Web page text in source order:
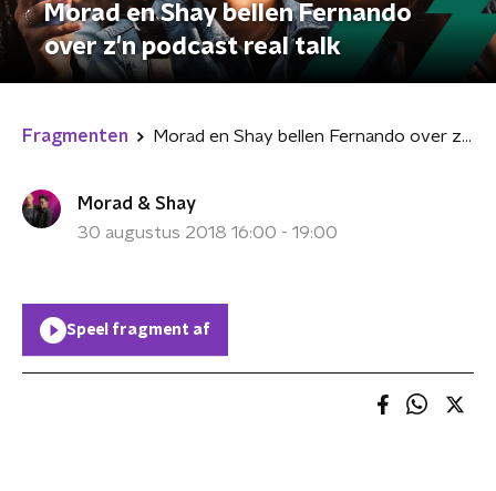
Morad en Shay bellen Fernando
over z'n podcast real talk
Fragmenten Morad en Shay bellen Fernando over z'n podcast real talk
Morad & Shay
30 augustus 2018 16:00 - 19:00
Speel fragment af